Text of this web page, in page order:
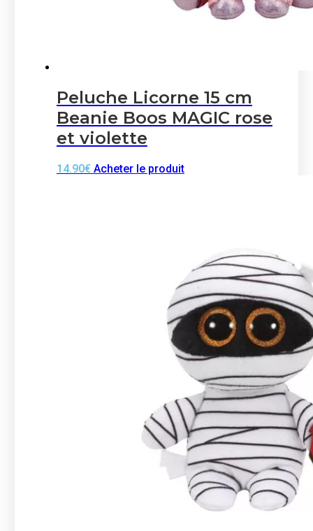
Peluche Licorne 15 cm
Beanie Boos MAGIC rose
et violette
14.90€ Acheter le produit